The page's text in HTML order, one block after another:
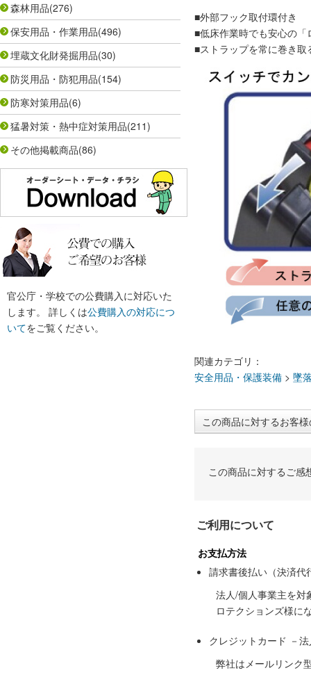
森林用品(276)
保安用品・作業用品(496)
埋蔵文化財発掘用品(30)
防災用品・防犯用品(154)
防寒対策用品(6)
猛暑対策・熱中症対策用品(211)
その他掲載商品(86)
官公庁・学校での公費購入に対応いた
します。 詳しくは公費購入の対応につ
いてをご覧ください。
■外部フック取付環付き
■低床作業時でも安心の「
■ストラップを常に巻き
関連カテゴリ：
安全用品・保護装備 > 墜
この商品に対するお客
この商品に対するご感
ご利用について
お支払方法
請求書後払い（決済代
法人/個人事業主を対
ロテクションズ様に
クレジットカード －
弊社はメールリンク